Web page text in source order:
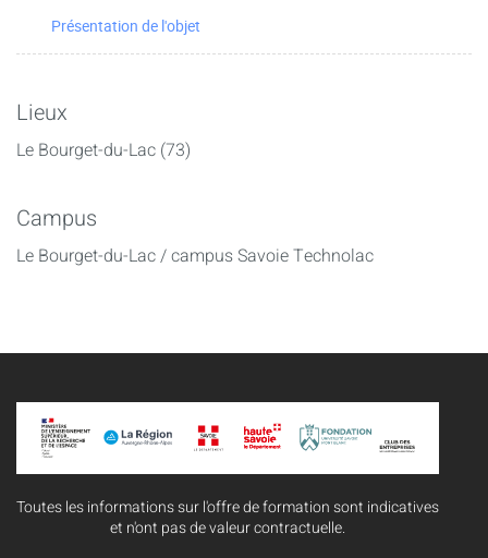
Présentation de l'objet
Lieux
Le Bourget-du-Lac (73)
Campus
Le Bourget-du-Lac / campus Savoie Technolac
Toutes les informations sur l'offre de formation sont indicatives
et n'ont pas de valeur contractuelle.